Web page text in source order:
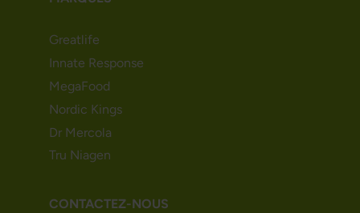
Greatlife
Innate Response
MegaFood
Nordic Kings
Dr Mercola
Tru Niagen
CONTACTEZ-NOUS